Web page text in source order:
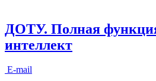
ДОТУ. Полная
интеллект
E-mail